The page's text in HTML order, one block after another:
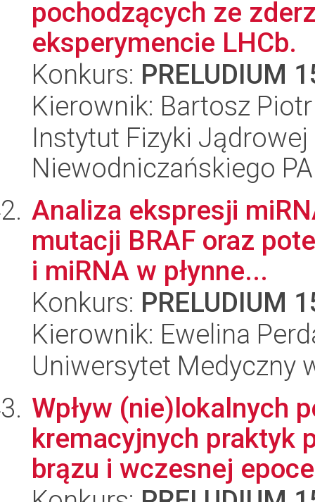
pochodzących ze
eksperymencie LHCb.
Konkurs: PRELUDIUM
Kierownik: Bartosz
Instytut Fizyki
Niewodniczańskiego
Analiza ekspresji
mutacji BRAF oraz
i miRNA w płynne...
Konkurs: PRELUDIUM
Kierownik: Ewelina
Uniwersytet Medyczny
Wpływ (nie)lokalnych
kremacyjnych praktyk
brązu i wczesnej